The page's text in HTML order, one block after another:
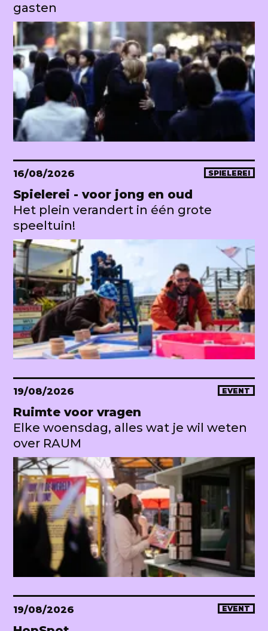
gasten
16/08/2026 SPIELEREI
Spielerei - voor jong en oud
Het plein verandert in één grote
speeltuin!
19/08/2026 EVENT
Ruimte voor vragen
Elke woensdag, alles wat je wil weten
over RAUM
19/08/2026 EVENT